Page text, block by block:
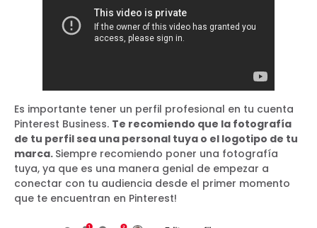
Es importante tener un perfil profesional en tu cuenta
Pinterest Business. Te recomiendo que la fotografía
de tu perfil sea una personal tuya o el logotipo de tu
marca. Siempre recomiendo poner una fotografía
tuya, ya que es una manera genial de empezar a
conectar con tu audiencia desde el primer momento
que te encuentran en Pinterest!